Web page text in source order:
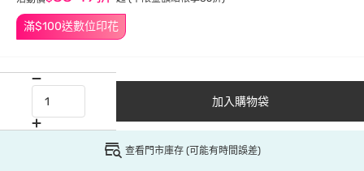
滿$100送數位印花
加入購物袋
查看門市庫存 (可能有時間誤差)